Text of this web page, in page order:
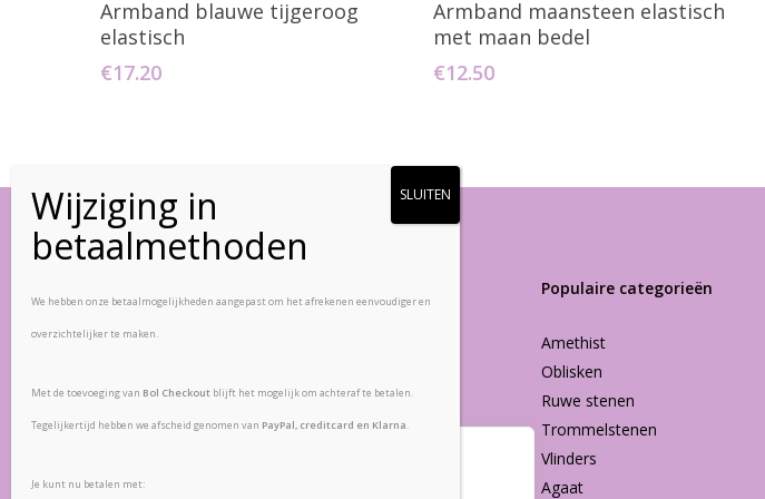
Armband blauwe tijgeroog
elastisch
€17.20
Armband maansteen elastisch
met maan bedel
€12.50
Zandpad-Driemond 5
Nederland
Retourbeleid
Populaire categorieën
Amethist
Oblisken
Ruwe stenen
Trommelstenen
Vlinders
Agaat
We hebben onze betaalmogelijkheden aangepast om het afrekenen eenvoudiger en
overzichtelijker te maken.
Met de toevoeging van Bol Checkout blijft het mogelijk om achteraf te betalen.
Tegelijkertijd hebben we afscheid genomen van PayPal, creditcard en Klarna.
Je kunt nu betalen met: